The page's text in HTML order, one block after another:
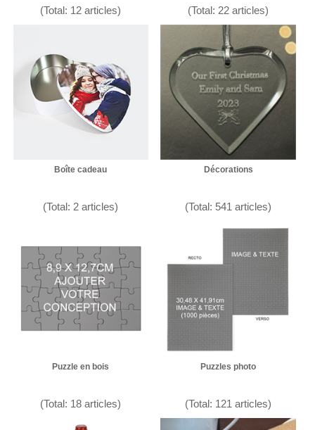
(Total: 12 articles) (Total: 22 articles)
Boîte cadeau
(Total: 2 articles)
Décorations
(Total: 541 articles)
Puzzle en bois
(Total: 18 articles)
Puzzles photo
(Total: 121 articles)